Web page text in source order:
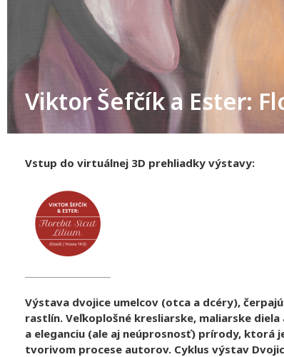
Viktor Šefčík a Ester:
Vstup do virtuálnej 3D prehliadky výstavy:
Výstava dvojice umelcov (otca a dcéry),
rastlín. Veľkoplošné kresliarske, maliarske
a eleganciu (ale aj neúprosnosť) prírody, ktorá
tvorivom procese autorov. Cyklus výstav